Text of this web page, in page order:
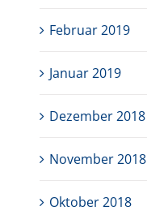
Februar 2019
Januar 2019
Dezember 2018
November 2018
Oktober 2018